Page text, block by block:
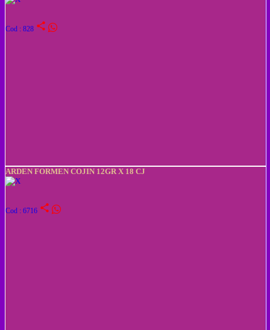
Cod : 828 share
ARDEN FORMEN COJIN 12GR X 18 CJ
Cod : 6716 share